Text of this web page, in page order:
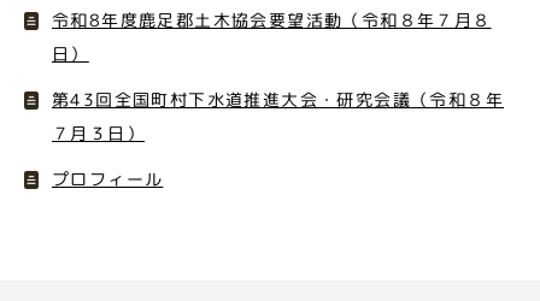
令和8年度鹿足郡土木協会要望活動（令和８年７月８
日）
第43回全国町村下水道推進大会・研究会議（令和８年
７月３日）
プロフィール